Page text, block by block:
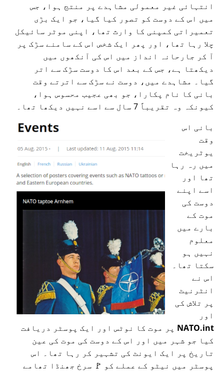
انتہائی غیر معمولی مشاہدے پر منتج ہوا، جس
میں اس کے دوست کو تصور کیا گیا، جو ایک بڑی
تعمیراتی کمپنی کا وارث تھا، اپنی موٹر سائیکل
چلا رہا تھا، اور پھر ایک شخص اس کے سامنے سڑک پر
آ کر جارحانہ انداز میں اس کی آنکھوں میں
دیکھتا ہے، جس کے بعد اس کا دوست سڑک سے اتر
گیا۔ مشاہدے میں، دوست نے سڑک سے اترتے وقت
بانی کا نام پکارا، جو بھی عجیب محسوس ہوا،
کیونکہ وہ تقریباً 7 سال سے اسے نہیں دیکھا تھا۔
بانی اس
وقت
یوٹریخت
میں رہ رہا
تھا اور
اسے اپنے
دوست کی
موت کے
بارے میں
معلوم
نہیں ہو
سکتا تھا۔
اس نے
انٹرنیٹ
پر تلاش کی
اور
NATO.int پر موت کا نوٹس اور ایک پوسٹر دریافت
کیا جو شہر میں اور اس کے دوست کی موت کی عین
تاریخ پر ایک ایونٹ کی تشہیر کر رہا تھا۔ اس
پوسٹر میں نیٹو کے عملے کو 🚩 سرخ جھنڈا تھامے